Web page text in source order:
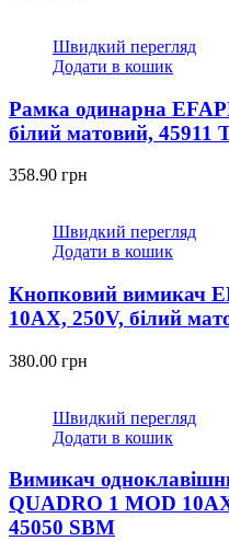
Швидкий перегляд
Додати в кошик
Рамка одинарна
білий матовий, 45911
358.90 грн
Швидкий перегляд
Додати в кошик
Кнопковий вимикач
10AX, 250V, білий
380.00 грн
Швидкий перегляд
Додати в кошик
Вимикач
QUADRO 1 MOD
45050 SBM